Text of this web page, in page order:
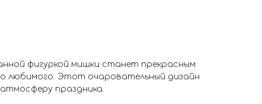
фигуркой мишки станет прекрасным
любимого. Этот очаровательный дизайн
праздника.